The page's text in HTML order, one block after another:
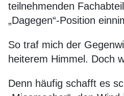
teilnehmenden
„Dagegen“-Position
So traf mich der
heiterem Himmel. Doch
Denn häufig schafft es